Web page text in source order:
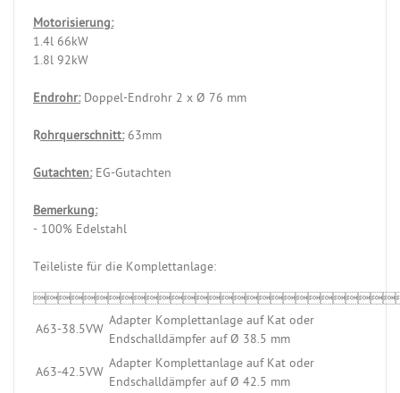
Motorisierung:
1.4l 66kW
1.8l 92kW
Endrohr:Doppel-Endrohr 2 x Ø 76 mm
Rohrquerschnitt:63mm
Gutachten:EG-Gutachten
Bemerkung:
- 100% Edelstahl
Teileliste für die Komplettanlage:
A63-38.5VW
Adapter Komplettanlage auf Kat oder
Endschalldämpfer auf Ø 38.5 mm
A63-42.5VW
Adapter Komplettanlage auf Kat oder
Endschalldämpfer auf Ø 42.5 mm